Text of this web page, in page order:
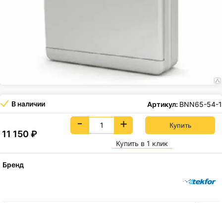
В наличии Артикул: BNN65-54-1
11 150₽
- +
Купить в 1 клик
Бренд